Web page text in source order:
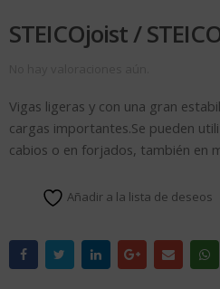
STEICOjoist /
Vigas ligeras y con una gran
cargas importantes.Se pueden
cabios o en forjados, también en
Añadir a la lista de deseos